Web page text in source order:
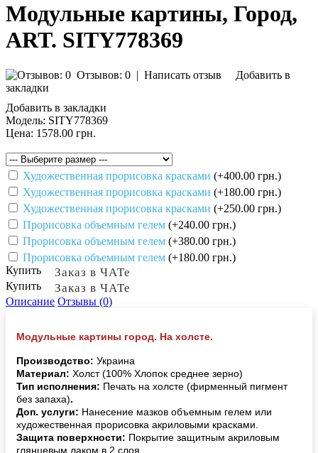
Модульные картины, Город,
ART. SITY778369
Отзывов: 0 | Написать отзыв
Добавить в
закладки
Добавить в закладки
Модель: SITY778369
Цена: 1578.00 грн.
Художественная прорисовка красками (+400.00 грн.)
Художественная прорисовка красками (+180.00 грн.)
Художественная прорисовка красками (+250.00 грн.)
Прорисовка объемным гелем (+240.00 грн.)
Прорисовка объемным гелем (+380.00 грн.)
Прорисовка объемным гелем (+180.00 грн.)
Купить
Заказ в ЧАТе
Купить Заказ в ЧАТе
Описание Отзывы (0)
Модульные картины город. На холсте.
Производство: Украина
Материал: Холст (100% Хлопок среднее зерно)
Тип исполнения: Печать на холсте (фирменный пигмент
без запаха).
Доп. услуги: Нанесение мазков объемным гелем или
художественная прорисовка акриловыми красками.
Защита поверхности: Покрытие защитным акриловым
глянцевым лаком в 2 слоя.